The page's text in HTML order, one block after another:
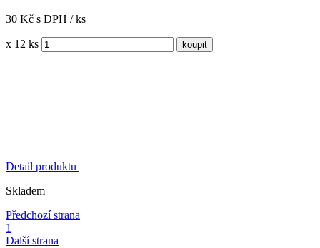
30 Kč s DPH / ks
x 12 ks
Detail produktu
Skladem
Předchozí strana
1
Další strana